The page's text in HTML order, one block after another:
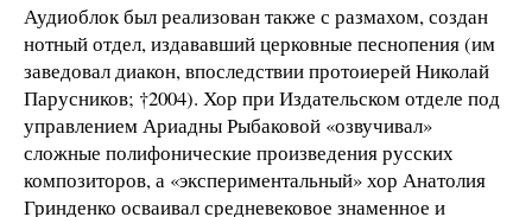
Аудиоблок был реализован также с размахом, создан
нотный отдел, издававший церковные песнопения (им
заведовал диакон, впоследствии протоиерей Николай
Парусников; †2004). Хор при Издательском отделе под
управлением Ариадны Рыбаковой «озвучивал»
сложные полифонические произведения русских
композиторов, а «экспериментальный» хор Анатолия
Гринденко осваивал средневековое знаменное и